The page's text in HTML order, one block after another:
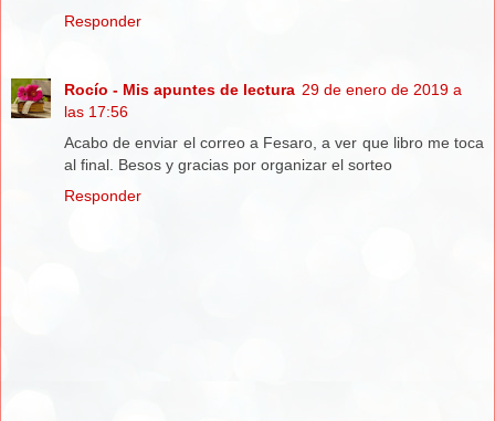
Responder
Rocío - Mis apuntes de lectura 29 de enero de 2019 a
las 17:56
Acabo de enviar el correo a Fesaro, a ver que libro me toca
al final. Besos y gracias por organizar el sorteo
Responder